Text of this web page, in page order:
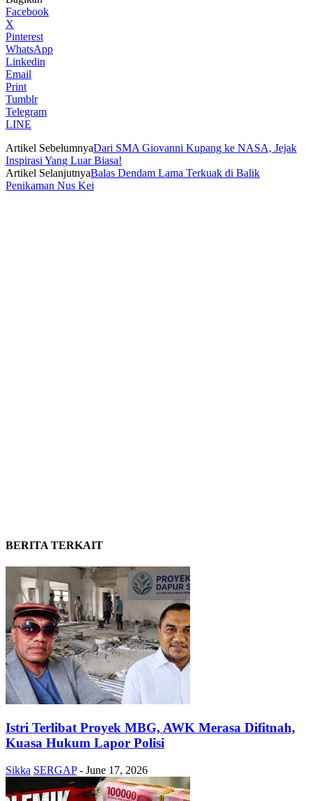
Facebook
X
Pinterest
WhatsApp
Linkedin
Email
Print
Tumblr
Telegram
LINE
Artikel SebelumnyaDari SMA Giovanni Kupang ke NASA, Jejak
Inspirasi Yang Luar Biasa!
Artikel SelanjutnyaBalas Dendam Lama Terkuak di Balik
Penikaman Nus Kei
BERITA TERKAIT
Istri Terlibat Proyek MBG, AWK Merasa Difitnah,
Kuasa Hukum Lapor Polisi
Sikka SERGAP - June 17, 2026